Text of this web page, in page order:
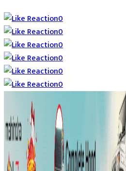
0
0
0
0
0
0